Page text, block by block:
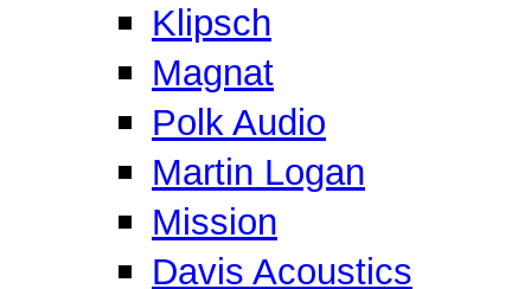
Klipsch
Magnat
Polk Audio
Martin Logan
Mission
Davis Acoustics